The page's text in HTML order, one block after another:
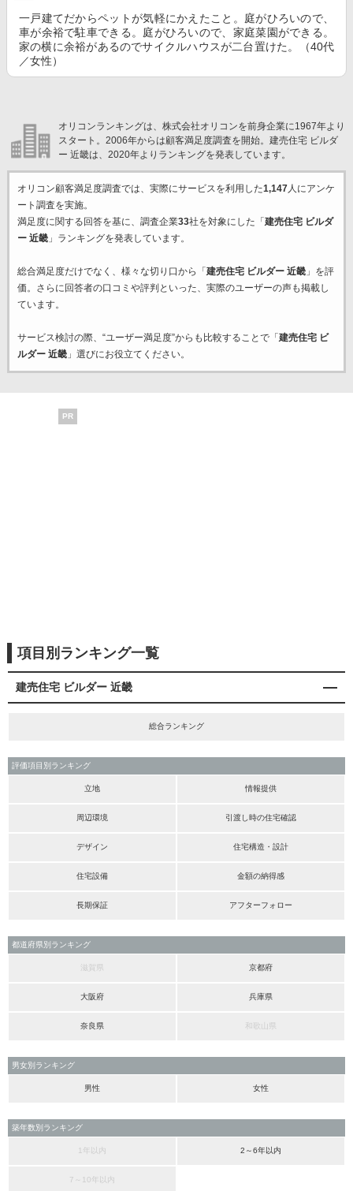
一戸建てだからペットが気軽にかえたこと。庭がひろいので、
車が余裕で駐車できる。庭がひろいので、家庭菜園ができる。
家の横に余裕があるのでサイクルハウスが二台置けた。（40代
／女性）
オリコンランキングは、株式会社オリコンを前身企業に1967年より
スタート。2006年からは顧客満足度調査を開始。建売住宅 ビルダ
ー 近畿は、2020年よりランキングを発表しています。
オリコン顧客満足度調査では、実際にサービスを利用した1,147人にアンケ
ート調査を実施。
満足度に関する回答を基に、調査企業33社を対象にした「 建売住宅 ビルダ
ー 近畿」ランキングを発表しています。
総合満足度だけでなく、様々な切り口から「 建売住宅 ビルダー 近畿」を評
価。さらに回答者の口コミや評判といった、実際のユーザーの声も掲載し
ています。
サービス検討の際、“ユーザー満足度”からも比較することで「 建売住宅 ビ
ルダー 近畿」選びにお役立てください。
PR
項目別ランキング一覧
建売住宅 ビルダー 近畿
総合ランキング
評価項目別ランキング
立地 情報提供
周辺環境 引渡し時の住宅確認
デザイン 住宅構造・設計
住宅設備 金額の納得感
長期保証 アフターフォロー
都道府県別ランキング
滋賀県 京都府
大阪府 兵庫県
奈良県 和歌山県
男女別ランキング
男性 女性
築年数別ランキング
1年以内 2～6年以内
7～10年以内